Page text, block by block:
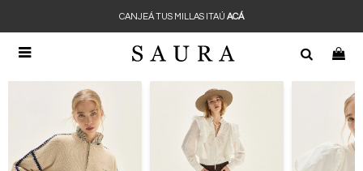

CANJEÁ TUS MILLAS ITAÚ ACÁ